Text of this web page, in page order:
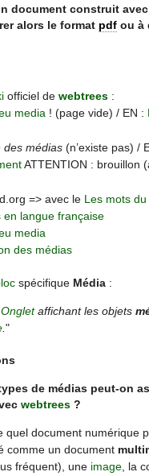
document construit
alors le format pdf ou à
officiel de webtrees:
media ! (page vide) / EN :
des médias(n’existe pas) /
ATTENTION : brouillon
=> avec le Les mots
en langue française
media
des médias
spécifique Média :
Ongletaffichant les objets
. "
de médias peut-on
webtrees ?
quel document numérique
comme un document
fréquent), une image, la